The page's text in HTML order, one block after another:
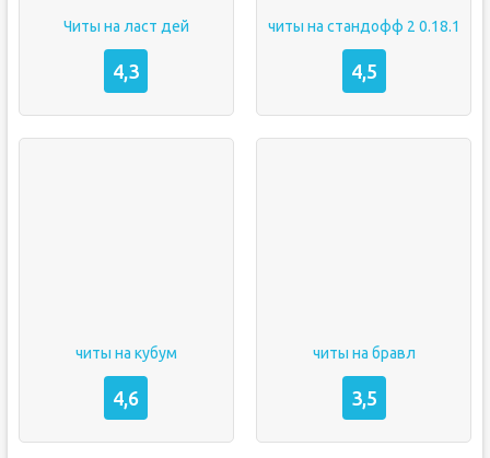
Читы на ласт дей
4,3
читы на стандофф 2 0.18.1
4,5
читы на кубум
4,6
читы на бравл
3,5